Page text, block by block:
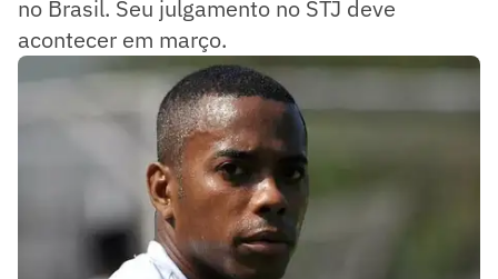
no Brasil. Seu julgamento no STJ deve
acontecer em março.